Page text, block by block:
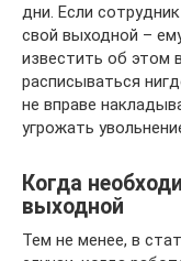
дни. Если
свой выходной –
известить об этом
расписываться
не вправе
угрожать
Когда
выходной
Тем не менее, в